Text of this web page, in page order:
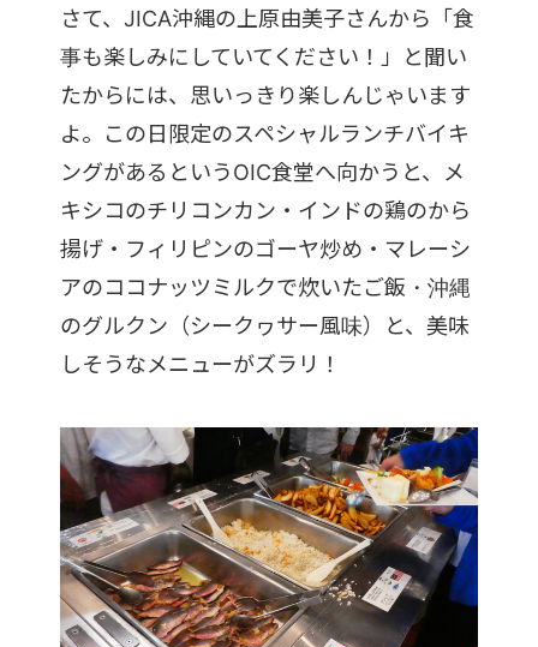
さて、JICA沖縄の上原由美子さんから「食
事も楽しみにしていてください！」と聞い
たからには、思いっきり楽しんじゃいます
よ。この日限定のスペシャルランチバイキ
ングがあるというOIC食堂へ向かうと、メ
キシコのチリコンカン・インドの鶏のから
揚げ・フィリピンのゴーヤ炒め・マレーシ
アのココナッツミルクで炊いたご飯・沖縄
のグルクン（シークヮサー風味）と、美味
しそうなメニューがズラリ！